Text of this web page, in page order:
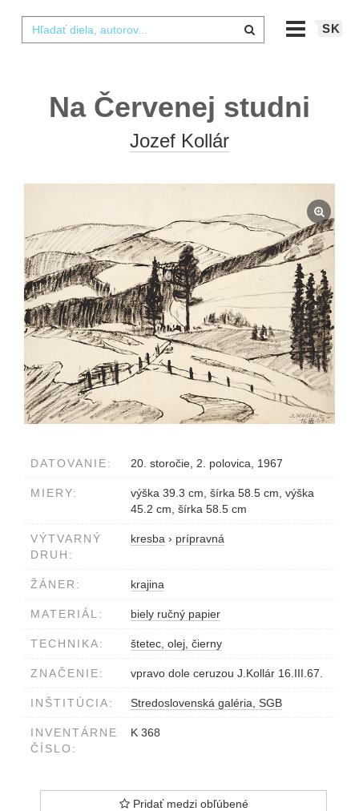
SK
Na Červenej studni
Jozef Kollár
DATOVANIE: 20. storočie, 2. polovica, 1967
MIERY:
výška 39.3 cm, šírka 58.5 cm, výška
45.2 cm, šírka 58.5 cm
VÝTVARNÝ
DRUH:
kresba › prípravná
ŽÁNER: krajina
MATERIÁL: biely ručný papier
TECHNIKA: štetec, olej, čierny
ZNAČENIE: vpravo dole ceruzou J.Kollár 16.III.67.
INŠTITÚCIA: Stredoslovenská galéria, SGB
INVENTÁRNE
ČÍSLO:
K 368
Pridať medzi obľúbené